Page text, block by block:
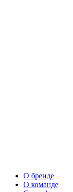
О бренде
О команде